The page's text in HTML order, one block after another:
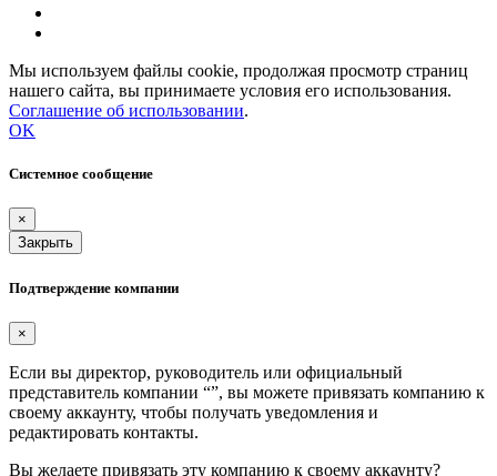
Мы используем файлы cookie, продолжая просмотр страниц
нашего сайта, вы принимаете условия его использования.
Соглашение об использовании.
OK
Системное сообщение
×
Закрыть
Подтверждение компании
×
Если вы директор, руководитель или официальный
представитель компании “”, вы можете привязать компанию к
своему аккаунту, чтобы получать уведомления и
редактировать контакты.
Вы желаете привязать эту компанию к своему аккаунту?